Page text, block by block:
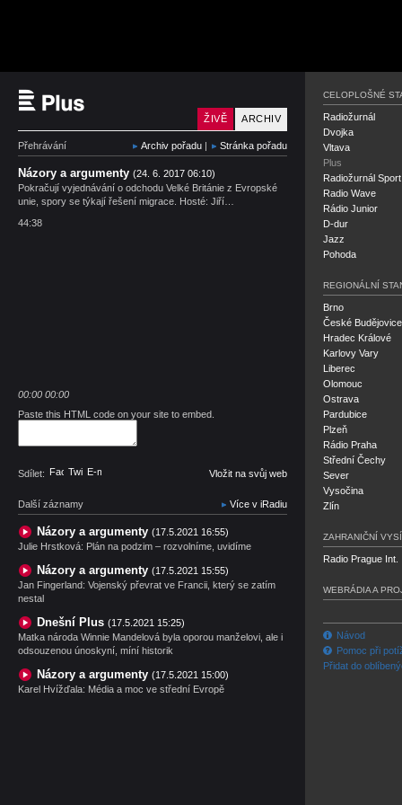
ARCHIV
ŽIVĚ
Přehrávání Archiv pořadu | Stránka pořadu
Názory a argumenty (24. 6. 2017 06:10)
Pokračují vyjednávání o odchodu Velké Británie z Evropské
unie, spory se týkají řešení migrace. Hosté: Jiří…
44:38
00:00 00:00
Paste this HTML code on your site to embed.
Sdílet: Facebook
TwitterE-mail Vložit na svůj web
Další záznamy Více v iRadiu
Názory a argumenty (17.5.2021 16:55)
Julie Hrstková: Plán na podzim – rozvolníme, uvidíme
Názory a argumenty (17.5.2021 15:55)
Jan Fingerland: Vojenský převrat ve Francii, který se zatím
nestal
Dnešní Plus (17.5.2021 15:25)
Matka národa Winnie Mandelová byla oporou manželovi, ale i
odsouzenou únoskyní, míní historik
Názory a argumenty (17.5.2021 15:00)
Karel Hvížďala: Média a moc ve střední Evropě
CELOPLOŠNÉ
Radiožurnál
Dvojka
Vltava
Plus
Radiožurnál Sport
Radio Wave
Rádio Junior
D-dur
Jazz
Pohoda
REGIONÁLNÍ
Brno
České Budějovice
Hradec Králové
Karlovy Vary
Liberec
Olomouc
Ostrava
Pardubice
Plzeň
Rádio Praha
Střední Čechy
Sever
Vysočina
Zlín
ZAHRANIČNÍ
Radio Prague Int.
WEBRÁDIA A
Návod
Pomoc při
Přidat do